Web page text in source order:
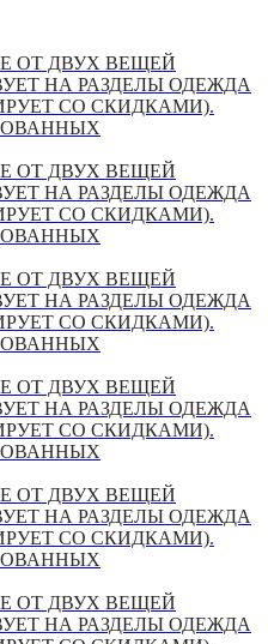
ОТ ДВУХ ВЕЩЕЙ
НА РАЗДЕЛЫ ОДЕЖДА
СО СКИДКАМИ).
ОТ ДВУХ ВЕЩЕЙ
НА РАЗДЕЛЫ ОДЕЖДА
СО СКИДКАМИ).
ОТ ДВУХ ВЕЩЕЙ
НА РАЗДЕЛЫ ОДЕЖДА
СО СКИДКАМИ).
ОТ ДВУХ ВЕЩЕЙ
НА РАЗДЕЛЫ ОДЕЖДА
СО СКИДКАМИ).
ОТ ДВУХ ВЕЩЕЙ
НА РАЗДЕЛЫ ОДЕЖДА
СО СКИДКАМИ).
ОТ ДВУХ ВЕЩЕЙ
НА РАЗДЕЛЫ ОДЕЖДА